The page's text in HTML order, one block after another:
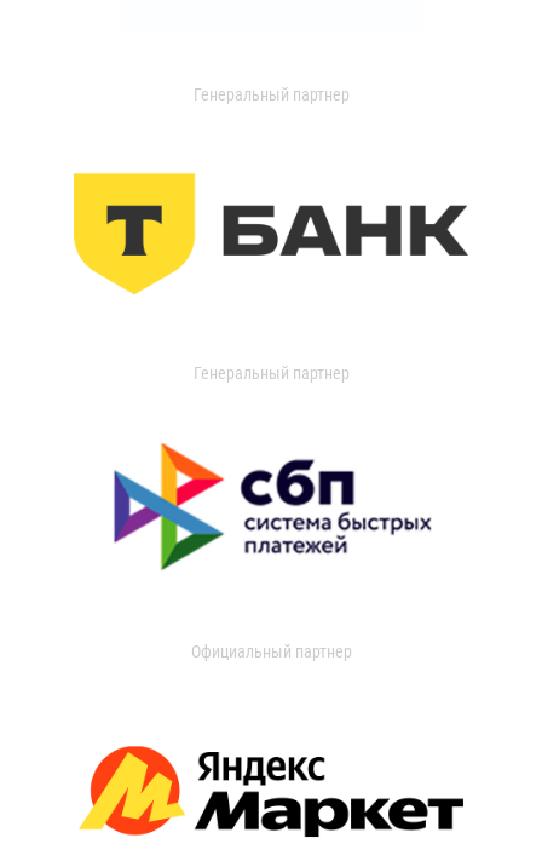
Генеральный партнер
Генеральный партнер
Официальный партнер